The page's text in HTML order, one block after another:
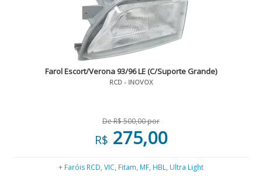
Farol Escort/Verona 93/96 LE (C/Suporte Grande)
RCD - INOVOX
De R$ 500,00 por
R$ 275,00
+ Faróis RCD, VIC, Fitam, MF, HBL, Ultra Light